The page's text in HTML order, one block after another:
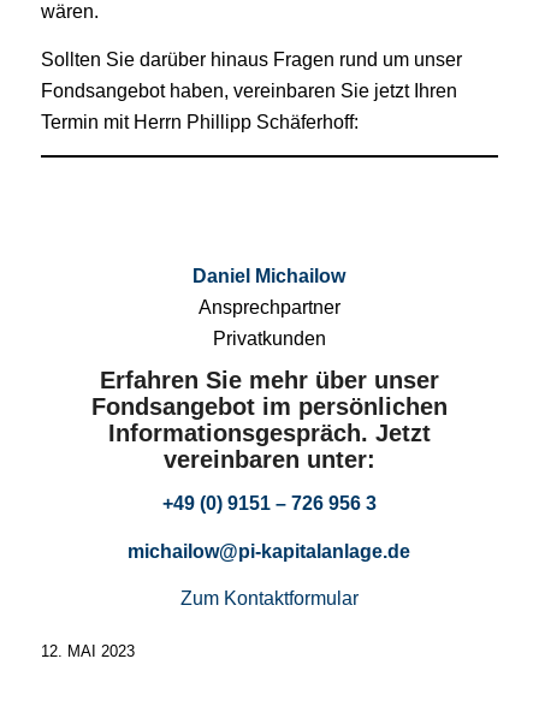
wären.
Sollten Sie darüber hinaus Fragen rund um unser
Fondsangebot haben, vereinbaren Sie jetzt Ihren
Termin mit Herrn Phillipp Schäferhoff:
Daniel Michailow
Ansprechpartner
Privatkunden
Erfahren Sie mehr über unser
Fondsangebot im persönlichen
Informationsgespräch. Jetzt
vereinbaren unter:
+49 (0) 9151 – 726 956 3
michailow@pi-kapitalanlage.de
Zum Kontaktformular
12. MAI 2023